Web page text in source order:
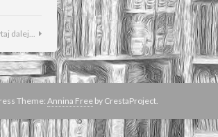
dalej...
Theme:Annina Freeby CrestaProject.